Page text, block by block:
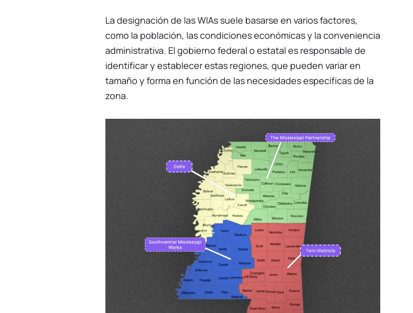
La designación de las WIAs suele basarse en varios factores,
como la población, las condiciones económicas y la conveniencia
administrativa. El gobierno federal o estatal es responsable de
identificar y establecer estas regiones, que pueden variar en
tamaño y forma en función de las necesidades específicas de la
zona.